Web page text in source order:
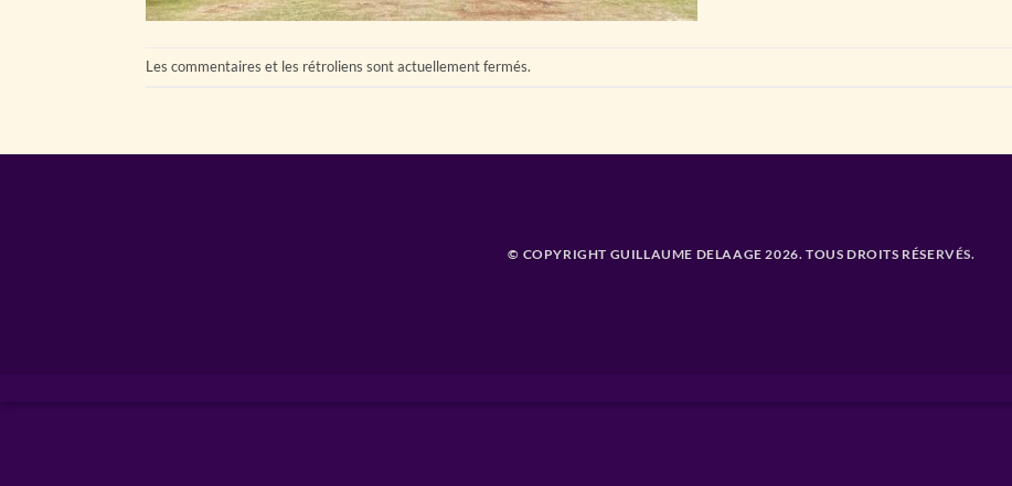
Les commentaires et les rétroliens sont actuellement fermés.
© COPYRIGHT GUILLAUME DELAAGE 2026. TOUS DROITS RÉSERVÉS.